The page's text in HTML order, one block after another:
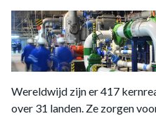
Wereldwijd zijn er 417
over 31 landen. Ze zorgen